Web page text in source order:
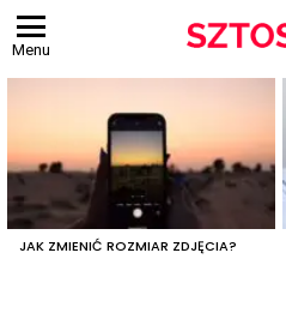
Menu
JAK ZMIENIĆ ROZMIAR ZDJĘCIA?